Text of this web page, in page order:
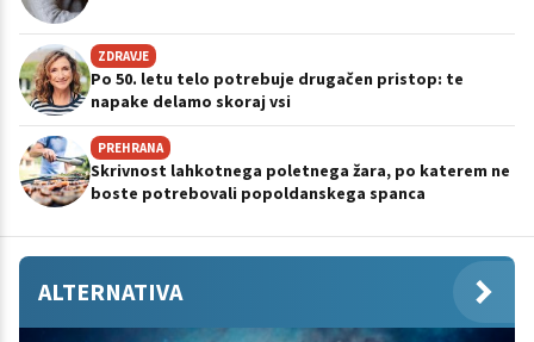
ZDRAVJE
Po 50. letu telo potrebuje drugačen pristop: te
napake delamo skoraj vsi
PREHRANA
Skrivnost lahkotnega poletnega žara, po katerem ne
boste potrebovali popoldanskega spanca
ALTERNATIVA